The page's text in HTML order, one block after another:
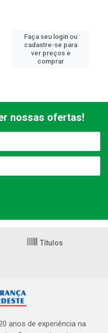
Faça seu login ou
cadastre-se para
ver preços e
comprar
nossas ofertas!
Títulos
anos de experiência na